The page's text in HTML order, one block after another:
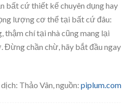
bất cứ thiết kế chuyên dụng hay
lượng cơ thể tại bất cứ đâu:
thậm chí tại nhà cũng mang lại
Đừng chần chừ, hãy bắt đầu ngay
Thảo Vân, nguồn: piplum.com